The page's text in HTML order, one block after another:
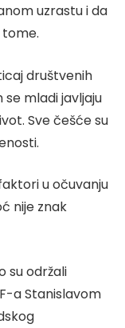
uzrastu i da
društvenih
se mladi javljaju
Sve češće su
u očuvanju
nije znak
su održali
a Stanislavom